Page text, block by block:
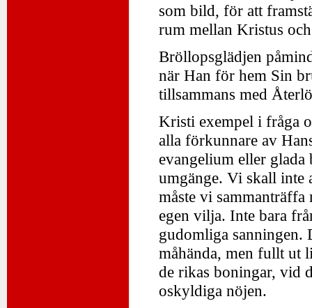
som bild, för att
rum mellan Kristus
Bröllopsglädjen
när Han för hem Sin
tillsammans med
Kristi exempel i fråga
alla förkunnare av
evangelium eller
umgänge. Vi skall inte
måste vi sammanträffa
egen vilja. Inte bara
gudomliga sanningen.
måhända, men fullt ut
de rikas boningar, vid
oskyldiga nöjen.